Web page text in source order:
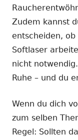
Zudem kannst
entscheiden,
Softlaser
nicht
Ruhe – und du
Wenn du dich
zum selben
Regel: Sollten